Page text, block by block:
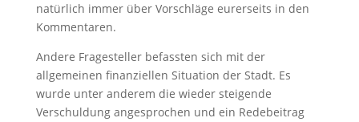
natürlich immer über Vorschläge eurerseits in den
Kommentaren.
Andere Fragesteller befassten sich mit der
allgemeinen finanziellen Situation der Stadt. Es
wurde unter anderem die wieder steigende
Verschuldung angesprochen und ein Redebeitrag